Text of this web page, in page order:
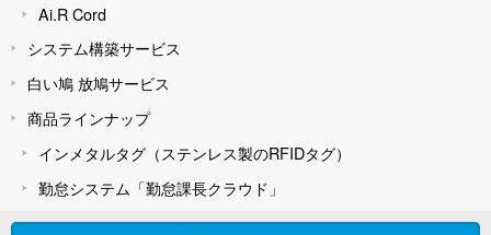
Ai.R Cord
システム構築サービス
白い鳩 放鳩サービス
商品ラインナップ
インメタルタグ（ステンレス製のRFIDタグ）
勤怠システム「勤怠課長クラウド」